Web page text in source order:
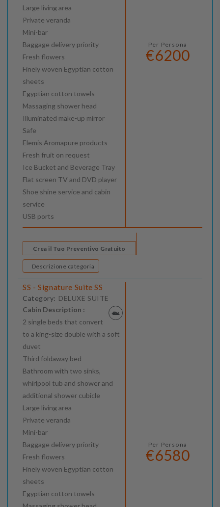
Large living area
Private veranda
Mini-bar
Baggage delivery priority
Fresh flowers
Finely woven Egyptian cotton
sheets
Egyptian cotton towels
Massaging shower head
Illuminated make-up mirror
Safe
Elemis Aromapure products
Fresh fruit on request
Ice Bucket and Beverage Tray
Flat screen TV and DVD player
Shoe shine service and cabin
service
USB ports
Per Persona
€6200
Crea il Tuo Preventivo Gratuito
Descrizione categoria
SS - Signature Suite SS
Category: DELUXE SUITE
Cabin Description :
2 single beds that convert
to a king-size double with a soft
duvet
Third foldaway bed
Bathroom with two sinks,
whirlpool tub and shower and
additional shower cubicle
Large living area
Private veranda
Mini-bar
Baggage delivery priority
Fresh flowers
Finely woven Egyptian cotton
sheets
Egyptian cotton towels
Per Persona
€6580